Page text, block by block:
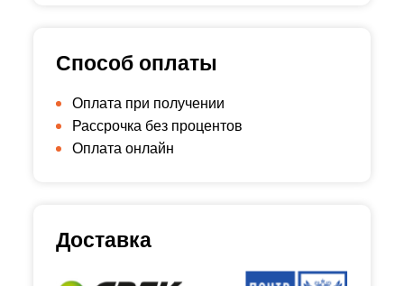
Способ оплаты
Оплата при получении
Рассрочка без процентов
Оплата онлайн
Доставка